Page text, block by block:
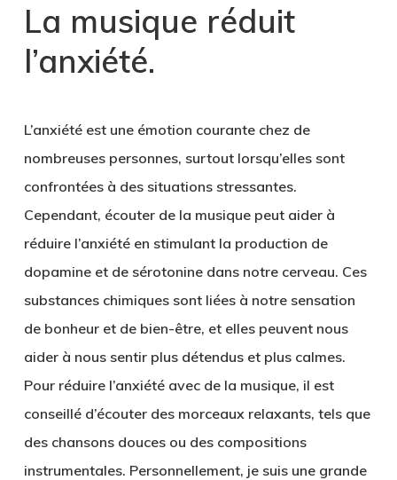
La musique réduit
l’anxiété.
L’anxiété est une émotion courante chez de
nombreuses personnes, surtout lorsqu’elles sont
confrontées à des situations stressantes.
Cependant, écouter de la musique peut aider à
réduire l’anxiété en stimulant la production de
dopamine et de sérotonine dans notre cerveau. Ces
substances chimiques sont liées à notre sensation
de bonheur et de bien-être, et elles peuvent nous
aider à nous sentir plus détendus et plus calmes.
Pour réduire l’anxiété avec de la musique, il est
conseillé d’écouter des morceaux relaxants, tels que
des chansons douces ou des compositions
instrumentales. Personnellement, je suis une grande